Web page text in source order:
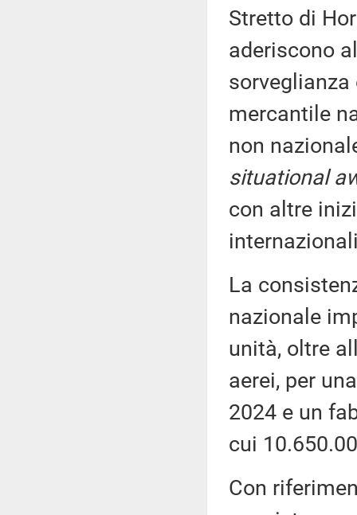
Stretto di
aderiscono
mercantile
non
situational
con altre
La
nazionale
unità, oltre
aerei, per
2024 e un
cui
Con